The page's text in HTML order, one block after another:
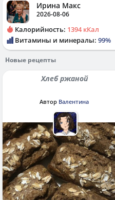
Ирина Макс
2026-08-06
Калорийность: 1394 кКал
Витамины и минералы: 99%
Новые рецепты
Хлеб ржаной
Автор Валентина